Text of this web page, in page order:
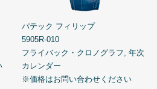
パテック フィリップ
5905R-010
フライバック・クロノグラフ, 年次
カレンダー
※価格はお問い合わせください